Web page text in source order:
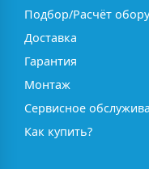
Подбор/Расчёт
Доставка
Гарантия
Монтаж
Сервисное
Как купить?